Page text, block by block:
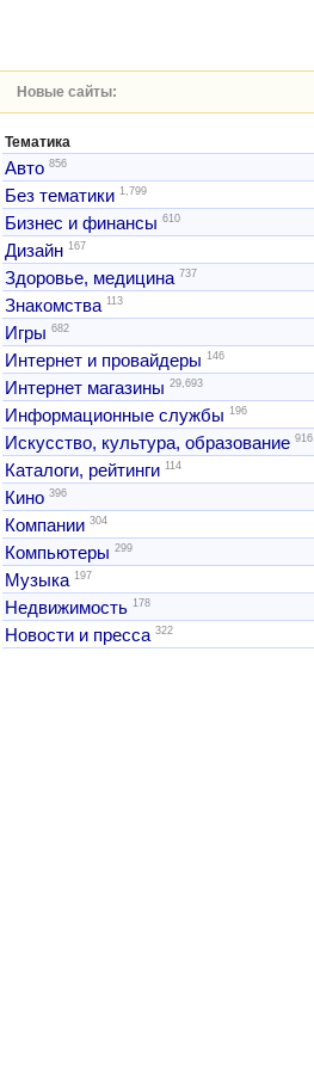
Новые сайты:
Тематика
Авто 856
Без тематики 1,799
Бизнес и финансы 610
Дизайн 167
Здоровье, медицина 737
Знакомства 113
Игры 682
Интернет и провайдеры 146
Интернет магазины 29,693
Информационные службы 196
Искусство, культура, образование 916
Каталоги, рейтинги 114
Кино 396
Компании 304
Компьютеры 299
Музыка 197
Недвижимость 178
Новости и пресса 322